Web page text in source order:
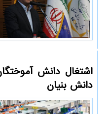
اشتغال دانش
دانش بنیان